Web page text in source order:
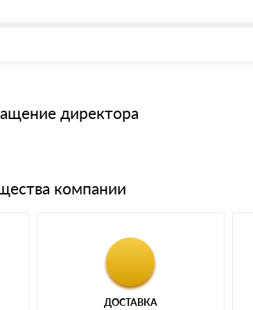
платежей.
качества и количества заказанного материала.
директора
компании
ДОСТАВКА